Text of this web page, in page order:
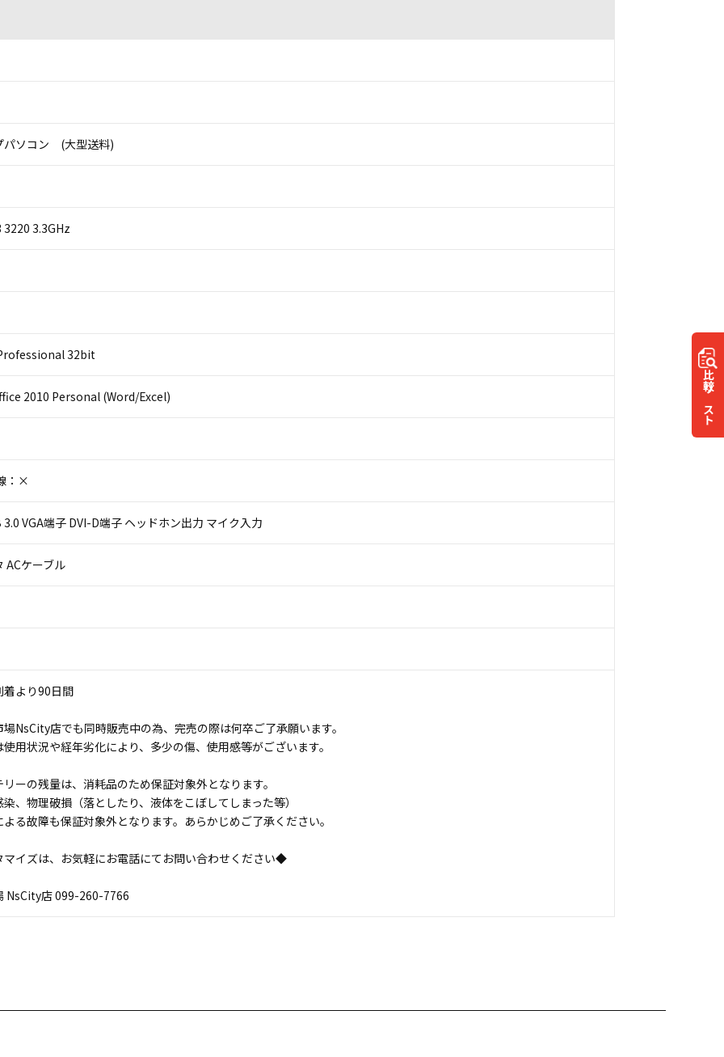
比較
リスト
パソコン (大型送料)
3.3GHz
32bit
2010 Personal (Word/Excel)
：×
3.0 VGA端子 DVI-D端子 ヘッドホン出力 マイク入力
ACケーブル
より90日間
NsCity店でも同時販売中の為、完売の際は何卒ご了承願います。
用状況や経年劣化により、多少の傷、使用感等がございます。
ーの残量は、消耗品のため保証対象外となります。
、物理破損（落としたり、液体をこぼしてしまった等）
る故障も保証対象外となります。あらかじめご了承ください。
イズは、お気軽にお電話にてお問い合わせください◆
NsCity店 099-260-7766